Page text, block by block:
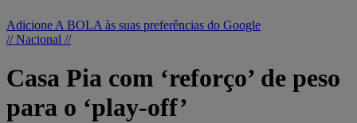
Adicione A BOLA às suas preferências do Google
// Nacional //
Casa Pia com ‘reforço’ de peso
para o ‘play-off’